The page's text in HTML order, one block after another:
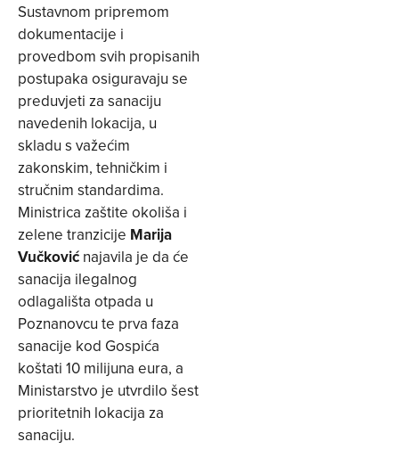
Sustavnom pripremom
dokumentacije i
provedbom svih propisanih
postupaka osiguravaju se
preduvjeti za sanaciju
navedenih lokacija, u
skladu s važećim
zakonskim, tehničkim i
stručnim standardima.
Ministrica zaštite okoliša i
zelene tranzicije Marija
Vučković najavila je da će
sanacija ilegalnog
odlagališta otpada u
Poznanovcu te prva faza
sanacije kod Gospića
koštati 10 milijuna eura, a
Ministarstvo je utvrdilo šest
prioritetnih lokacija za
sanaciju.